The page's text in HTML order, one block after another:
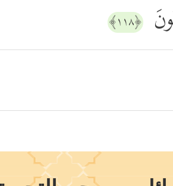
﴿١١٨﴾